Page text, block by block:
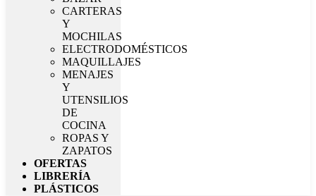
CARTERAS
Y
MOCHILAS
ELECTRODOMÉSTICOS
MAQUILLAJES
MENAJES
Y
UTENSILIOS
DE
COCINA
ROPAS Y
ZAPATOS
OFERTAS
LIBRERÍA
PLÁSTICOS